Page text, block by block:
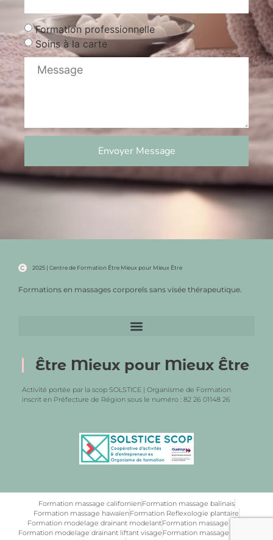
Formation professionnelle
Soins à la carte
Envoyer Message
2025 | Centre de Formation Être Mieux pour Mieux Être
Formations en massages corporels sans visée thérapeutique.
Être Mieux pour Mieux Être
Activité portée par la scop SOLSTICE | Organisme de Formation
inscrit en Préfecture de Région sous le numéro : 82 26 01148 26
Formation massage californienFormation massage balinais
Formation massage hawaïenFormation Reflexologie plantaire
Formation modelage drainant modelantFormation massage assis
Formation modelage drainant liftant visage Formation massage africain